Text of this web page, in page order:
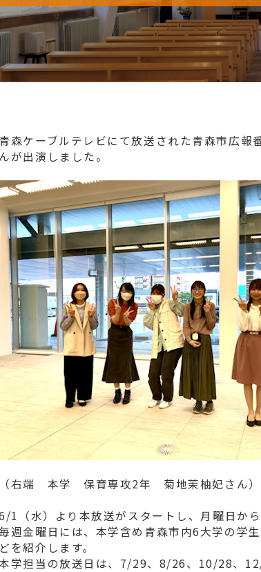
青森ケーブルテレビにて放送された青森市広
んが出演しました。
（右端 本学 保育専攻2年 菊地茉柚妃さん）
1（水）より本放送がスタートし、月曜日か
週金曜日には、本学含め青森市内6大学の学
どを紹介します。
学担当の放送日は、7/29、8/26、10/28、